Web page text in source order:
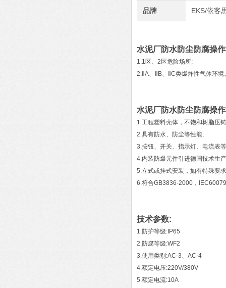
品牌 EKS/依客
水泥厂防水防尘防腐操
1.1区、2区危险场所;
2.ⅡA、ⅡB、ⅡC类爆炸性气体环境
水泥厂防水防尘防腐操
1.工程塑料壳体，不饱和树脂压
2.具有防水、防尘等性能;
3.按钮、开关、指示灯、电流表
4.内装防爆元件引进德国技术生
5.立式或挂式安装，如有特殊要
6.符合GB3836-2000，
技术参数:
1.防护等级:IP65
2.防腐等级:WF2
3.使用类别:AC-3、AC-4
4.额定电压:220V/380V
5.额定电流:10A